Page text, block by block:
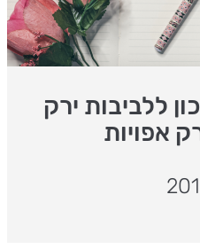
מתכון ללביבות ירק
אפויות